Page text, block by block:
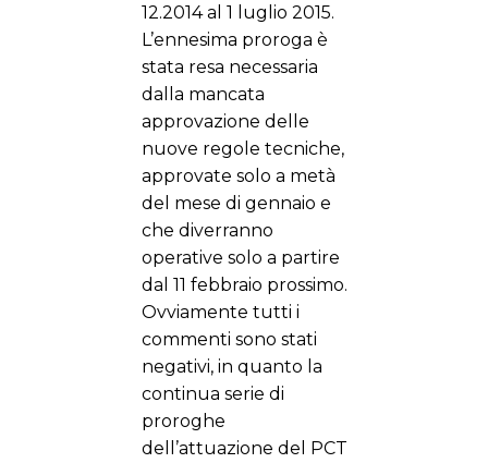
12.2014 al 1 luglio 2015.
L’ennesima proroga è
stata resa necessaria
dalla mancata
approvazione delle
nuove regole tecniche,
approvate solo a metà
del mese di gennaio e
che diverranno
operative solo a partire
dal 11 febbraio prossimo.
Ovviamente tutti i
commenti sono stati
negativi, in quanto la
continua serie di
proroghe
dell’attuazione del PCT